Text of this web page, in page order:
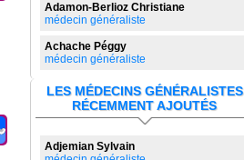
Adamon-Berlioz Christiane
médecin généraliste
Achache Péggy
médecin généraliste
LES MÉDECINS GÉNÉRALISTES
RÉCEMMENT AJOUTÉS
Adjemian Sylvain